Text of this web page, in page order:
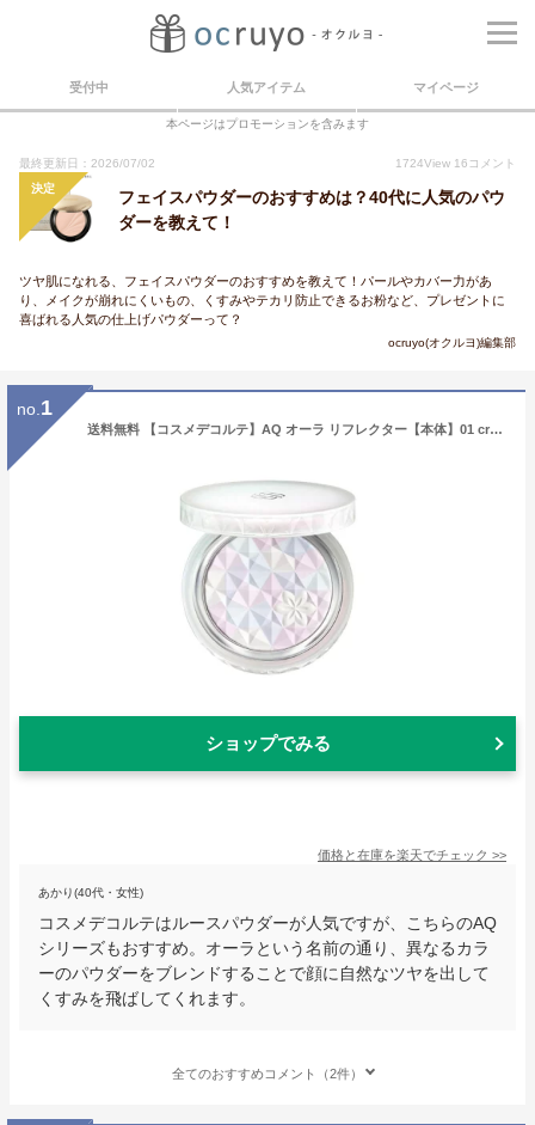
受付中 人気アイテム マイページ
本ページはプロモーションを含みます
最終更新日：2026/07/02 1724View 16 コメント
決定
フェイスパウダーのおすすめは？40代に人気のパウ
ダーを教えて！
ツヤ肌になれる、フェイスパウダーのおすすめを教えて！パールやカバー力があ
り、メイクが崩れにくいもの、くすみやテカリ防止できるお粉など、プレゼントに
喜ばれる人気の仕上げパウダーって？
ocruyo(オクルヨ)編集部
no. 1
送料無料 【コスメデコルテ】AQ オーラ リフレクター【本体】01 crystal lavender フェイスパウダー ※ケース・パフ付セット【店頭同様の国内正規品】プレゼント 女性 誕生日 妻 母 彼女※数量限定・ポーチ付きなし
ショップでみる
価格と在庫を楽天でチェック >>
あかり(40代・女性)
コスメデコルテはルースパウダーが人気ですが、こちらのAQ
シリーズもおすすめ。オーラという名前の通り、異なるカラ
ーのパウダーをブレンドすることで顔に自然なツヤを出して
くすみを飛ばしてくれます。
全てのおすすめコメント（2件）